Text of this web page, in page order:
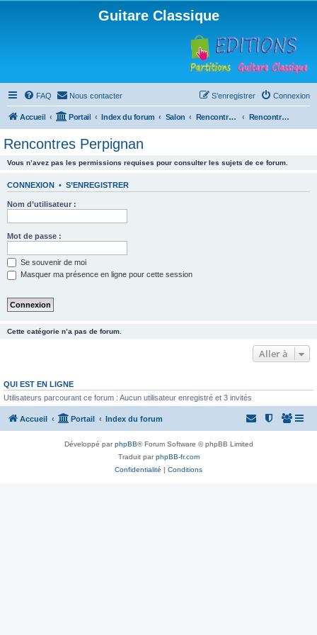
Guitare Classique
FAQ Nous contacter Connexion
S’enregistrer
Accueil Portail Index du forum Salon Rencontres musicales Rencontres Perpignan
Rencontres Perpignan
Vous n’avez pas les permissions requises pour consulter les sujets de ce forum.
CONNEXION • S’ENREGISTRER
Nom d’utilisateur :
Mot de passe :
Se souvenir de moi
Masquer ma présence en ligne pour cette session
Cette catégorie n’a pas de forum.
Aller à
QUI EST EN LIGNE
Utilisateurs parcourant ce forum : Aucun utilisateur enregistré et 3 invités
Accueil Portail Index du forum
Développé parphpBB® Forum Software © phpBB Limited
Traduit parphpBB-fr.com
Confidentialité | Conditions